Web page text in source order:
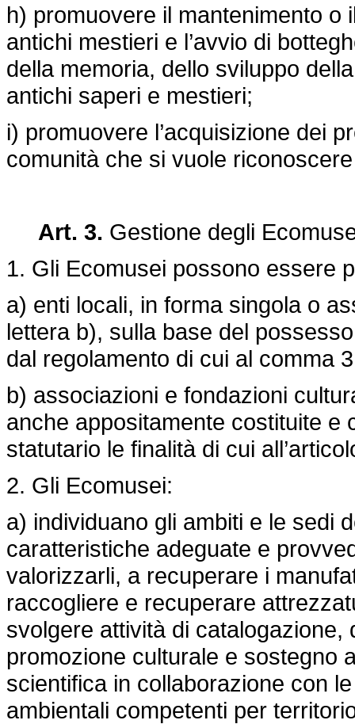
h) promuovere il mantenimento o
antichi mestieri e l’avvio di
della memoria, dello sviluppo
antichi saperi e mestieri;
i) promuovere l’acquisizione dei
comunità che si vuole
Art. 3. Gestione degli
1. Gli Ecomusei possono essere
a) enti locali, in forma singola o
lettera b), sulla base del
dal regolamento di cui al comma
b) associazioni e fondazioni
anche appositamente costituite e
statutario le finalità di cui
2. Gli Ecomusei:
a) individuano gli ambiti e le sedi
caratteristiche adeguate e
valorizzarli, a recuperare i
raccogliere e recuperare
svolgere attività di
promozione culturale e sostegno
scientifica in collaborazione con
ambientali competenti per